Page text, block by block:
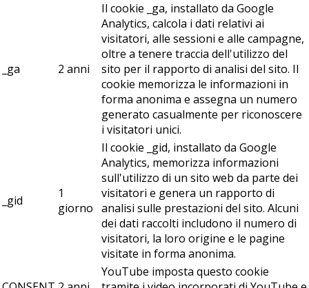
_ga 2 anni
Il cookie _ga, installato da Google
Analytics, calcola i dati relativi ai
visitatori, alle sessioni e alle campagne,
oltre a tenere traccia dell'utilizzo del
sito per il rapporto di analisi del sito. Il
cookie memorizza le informazioni in
forma anonima e assegna un numero
generato casualmente per riconoscere
i visitatori unici.
_gid
1
giorno
Il cookie _gid, installato da Google
Analytics, memorizza informazioni
sull'utilizzo di un sito web da parte dei
visitatori e genera un rapporto di
analisi sulle prestazioni del sito. Alcuni
dei dati raccolti includono il numero di
visitatori, la loro origine e le pagine
visitate in forma anonima.
YouTube imposta questo cookie